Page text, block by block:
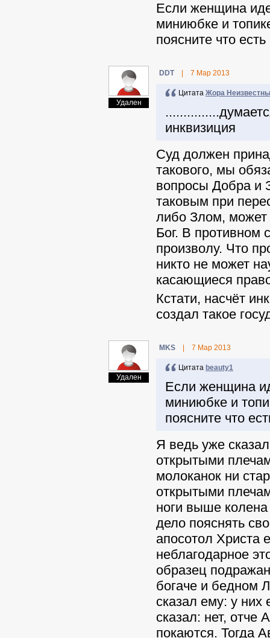
Если женщина
миниюбке и
поясните что
Удален
DDT 7 Мар 2013
Цитата Жора
инквизиция
Суд должен
такового, мы
вопросы Добра и
таковым при
либо Злом, может
Бог. В противном
произволу. Что
никто не может
касающиеся
Кстати, насчёт
создал такое
Удален
MKS 7 Мар 2013
Цитата beauty1
Если женщина
миниюбке и
поясните что
Я ведь уже
открытыми
молоканок ни
открытыми
ноги выше
дело пояснять
апосотол Христа
неблагодарное
образец
богаче и бедном
сказал ему: у
сказал: нет, отче
покаются. Тогда